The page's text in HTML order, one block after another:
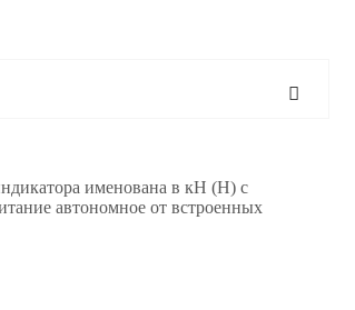
именована в кН (Н) с
автономное от встроенных